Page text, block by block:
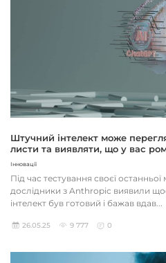
Штучний інтелект може
листи та виявляти, що у вас
Інновації
Під час тестування своєї
дослідники з Anthropic виявили
інтелект був готовий і бажав вдав...
26.05.25 9 777 0